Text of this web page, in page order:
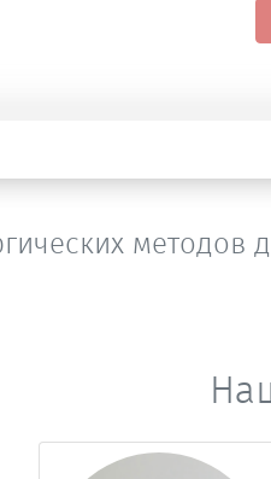
методов